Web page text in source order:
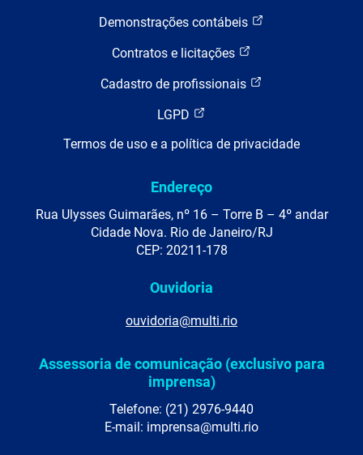
Demonstrações contábeis
Contratos e licitações
Cadastro de profissionais
LGPD
Termos de uso e a política de privacidade
Endereço
Rua Ulysses Guimarães, nº 16 – Torre B – 4º andar
Cidade Nova. Rio de Janeiro/RJ
CEP: 20211-178
Ouvidoria
ouvidoria@multi.rio
Assessoria de comunicação (exclusivo para
imprensa)
Telefone: (21) 2976-9440
E-mail: imprensa@multi.rio